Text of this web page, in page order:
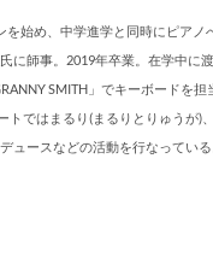
始め、中学進学と同時にピア
に師事。2019年卒業。在学中に
SMITH」でキーボードを
トではまるり(まるりとりゅうが)
ュースなどの活動を行なっている